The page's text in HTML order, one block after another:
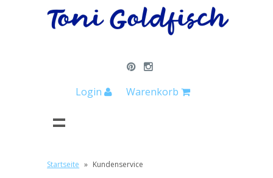
Login Warenkorb
Startseite » Kundenservice